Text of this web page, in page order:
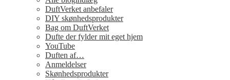
DuftVerket anbefaler
DIY skønhedsprodukter
Bag om DuftVerket
Dufte der fylder mit eget hjem
YouTube
Duften af…
Anmeldelser
Skønhedsprodukter